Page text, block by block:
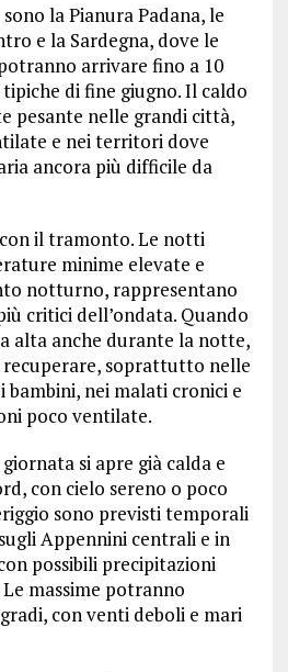
la Pianura Padana, le
e la Sardegna, dove le
arrivare fino a 10
di fine giugno. Il caldo
pesante nelle grandi città,
e nei territori dove
ancora più difficile da
il tramonto. Le notti
minime elevate e
notturno, rappresentano
critici dell’ondata. Quando
alta anche durante la notte,
recuperare, soprattutto nelle
bambini, nei malati cronici e
poco ventilate.
si apre già calda e
con cielo sereno o poco
sono previsti temporali
Appennini centrali e in
possibili precipitazioni
massime potranno
con venti deboli e mari